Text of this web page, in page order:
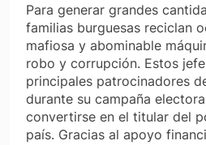
Para generar grandes
familias burguesas reciclan
mafiosa y abominable
robo y corrupción. Estos
principales patrocinadores
durante su campaña
convertirse en el titular del
país. Gracias al apoyo